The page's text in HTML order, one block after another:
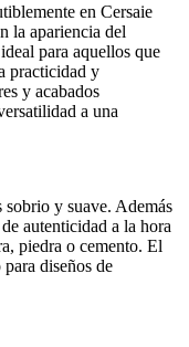
en Cersaie
la apariencia del
para aquellos que
practicidad y
y acabados
a una
sobrio y suave. Además
autenticidad a la hora
piedra o cemento. El
diseños de